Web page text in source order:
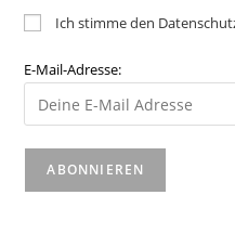
Ich stimme den
E-Mail-Adresse: